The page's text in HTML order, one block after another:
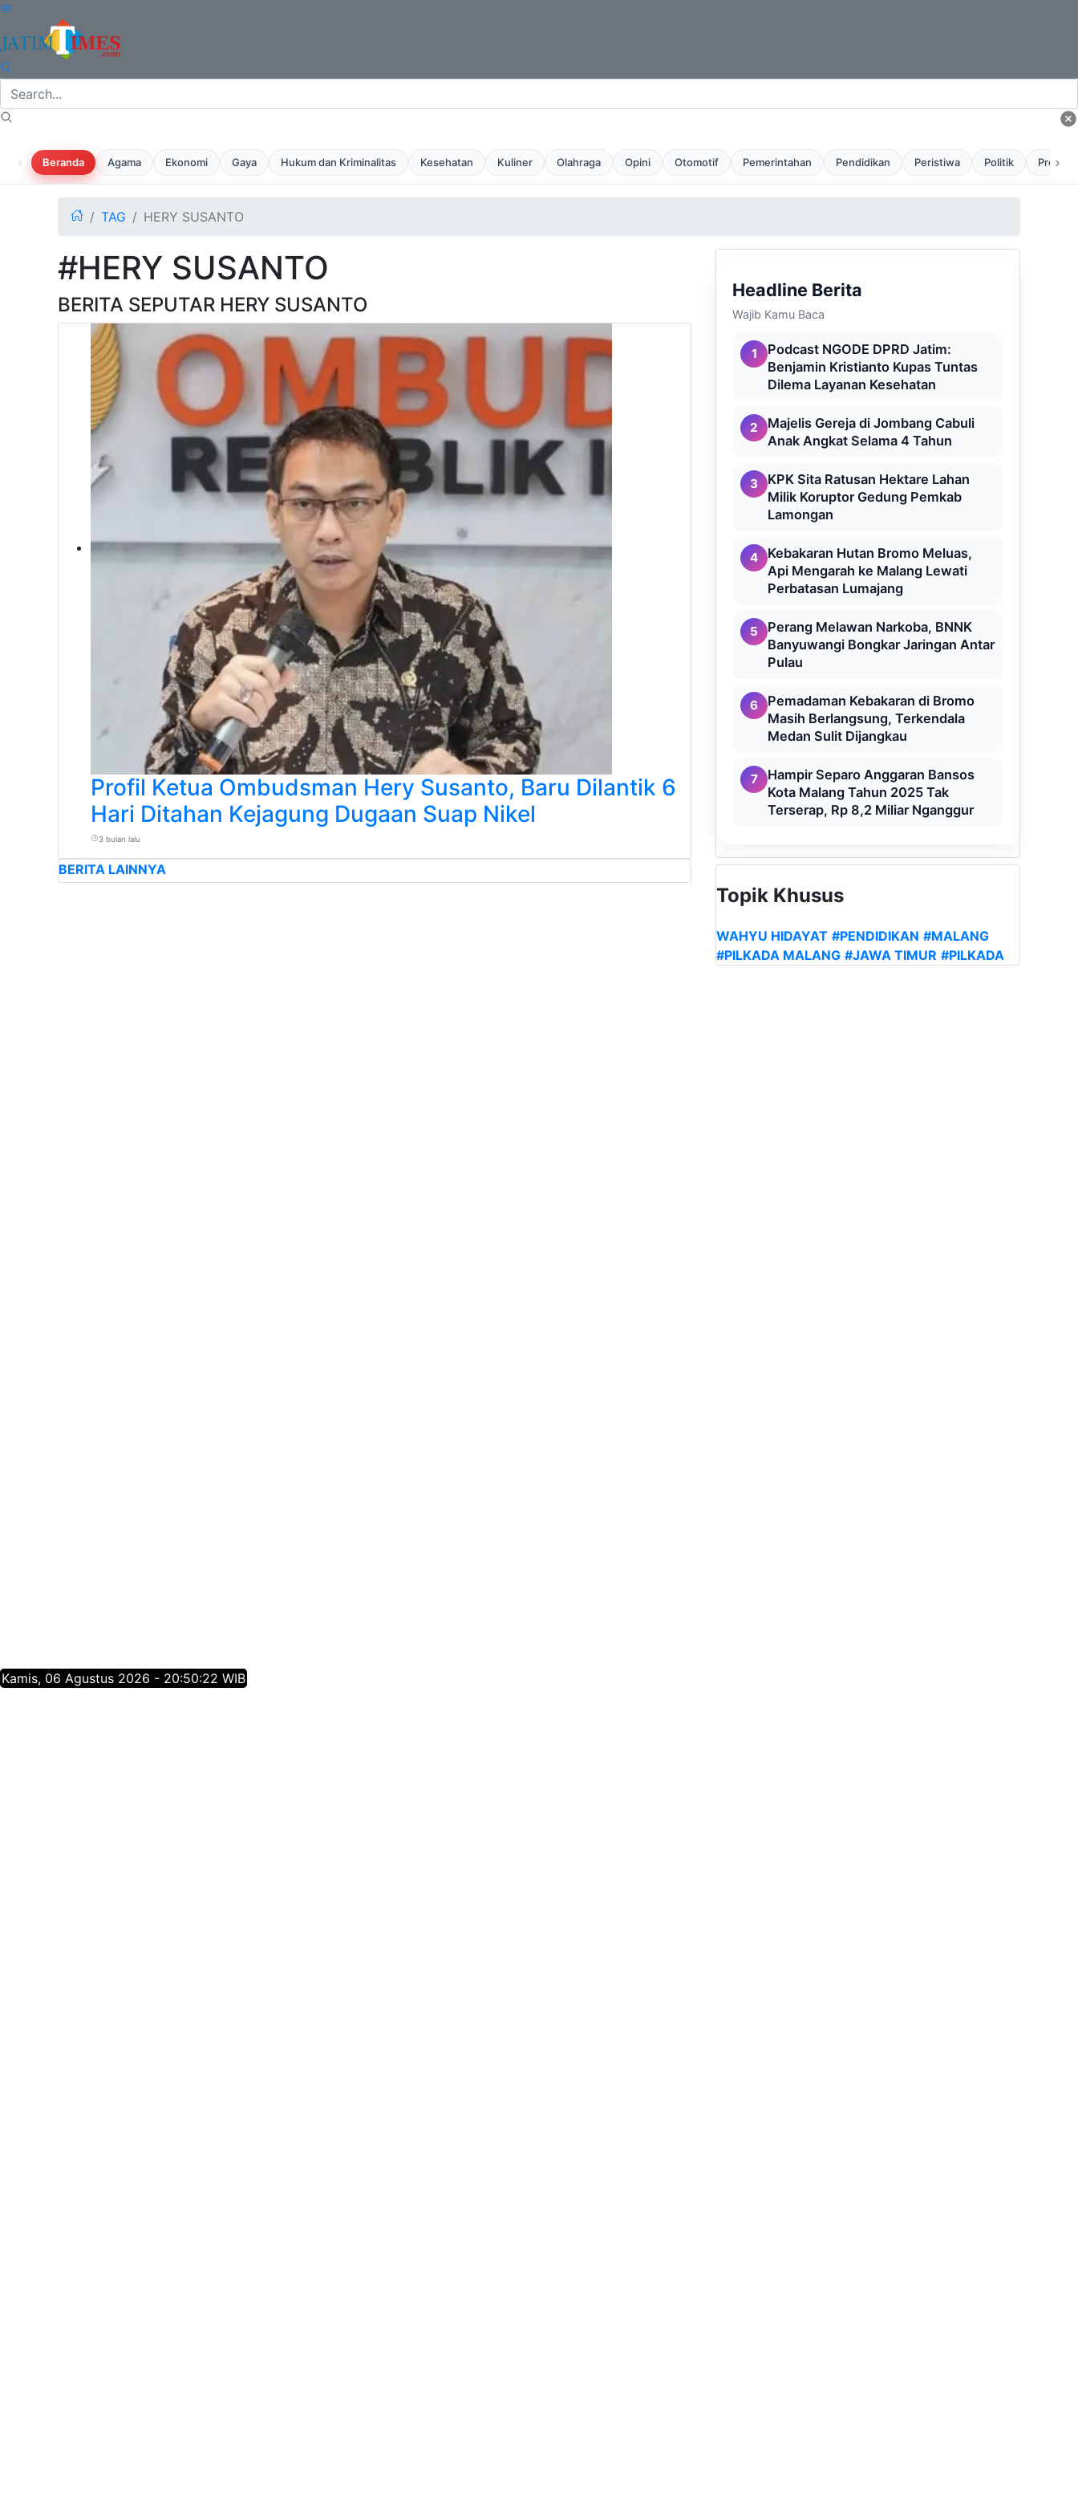
‹ Beranda Agama Ekonomi Gaya Hukum dan Kriminalitas Kesehatan Kuliner Olahraga Opini Otomotif Pemerintahan Pendidikan Peristiwa Politik Profil
›
TAG HERY SUSANTO
#HERY SUSANTO
BERITA SEPUTAR HERY SUSANTO
Profil Ketua Ombudsman Hery Susanto, Baru Dilantik 6
Hari Ditahan Kejagung Dugaan Suap Nikel
3 bulan lalu
BERITA LAINNYA
Headline Berita
Wajib Kamu Baca
1
Podcast NGODE DPRD Jatim:
Benjamin Kristianto Kupas Tuntas
Dilema Layanan Kesehatan
2
Majelis Gereja di Jombang Cabuli
Anak Angkat Selama 4 Tahun
3
KPK Sita Ratusan Hektare Lahan
Milik Koruptor Gedung Pemkab
Lamongan
4
Kebakaran Hutan Bromo Meluas,
Api Mengarah ke Malang Lewati
Perbatasan Lumajang
5
Perang Melawan Narkoba, BNNK
Banyuwangi Bongkar Jaringan Antar
Pulau
6
Pemadaman Kebakaran di Bromo
Masih Berlangsung, Terkendala
Medan Sulit Dijangkau
7
Hampir Separo Anggaran Bansos
Kota Malang Tahun 2025 Tak
Terserap, Rp 8,2 Miliar Nganggur
Topik Khusus
WAHYU HIDAYAT #PENDIDIKAN #MALANG
#PILKADA MALANG #JAWA TIMUR #PILKADA
Kamis, 06 Agustus 2026 - 20:50:23 WIB